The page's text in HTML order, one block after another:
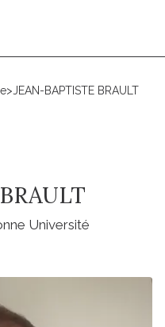
>JEAN-BAPTISTE BRAULT
Université